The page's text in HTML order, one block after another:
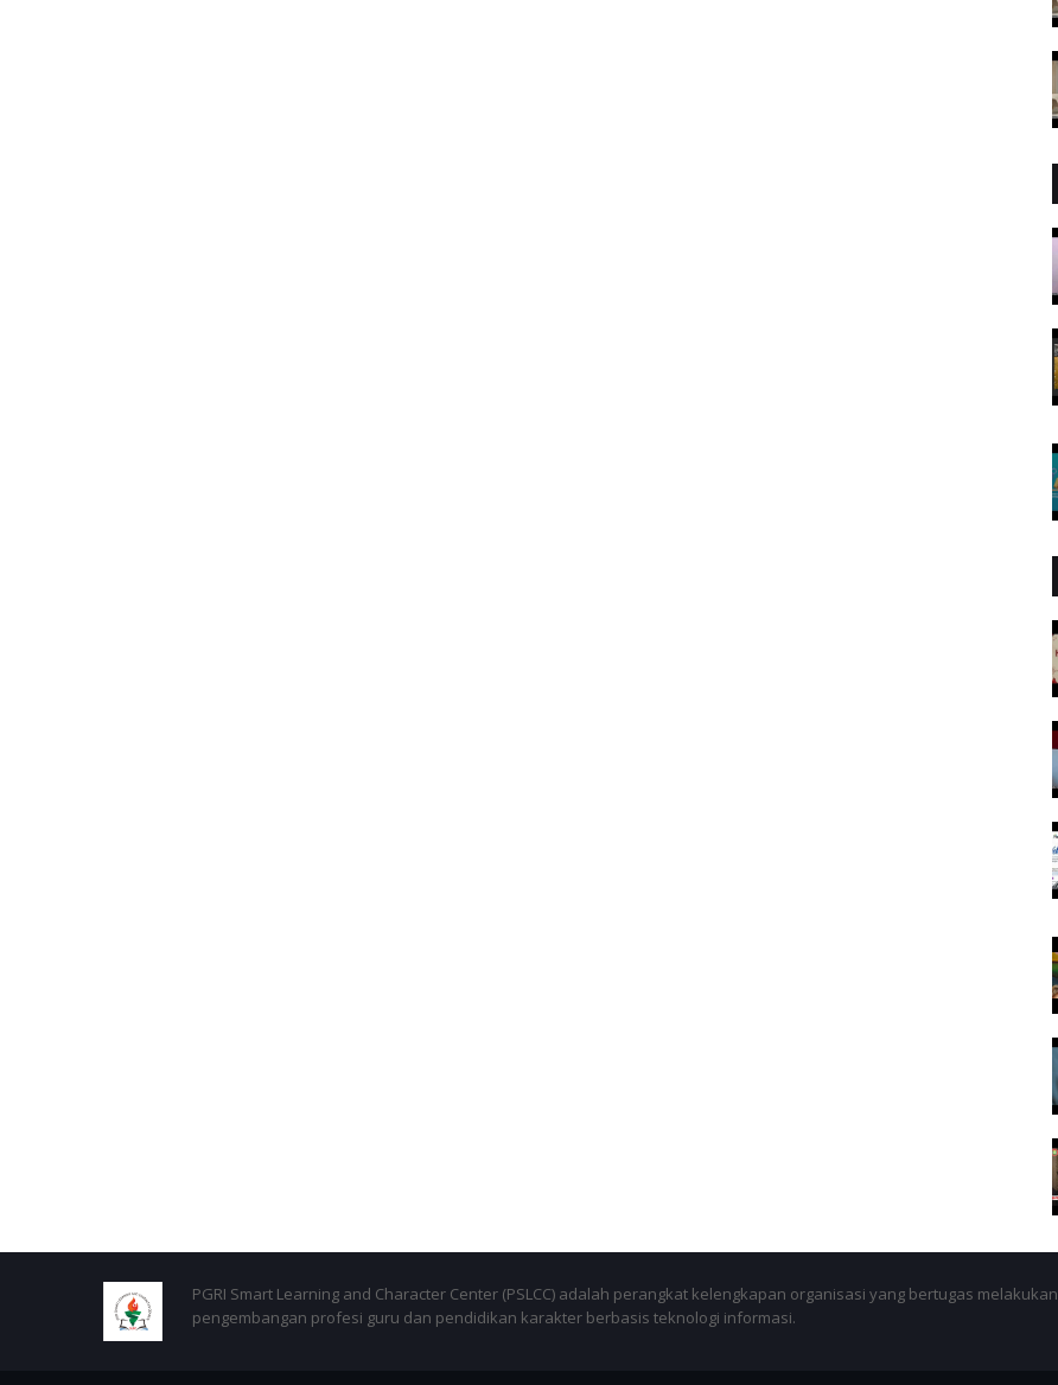
PGRI Smart Learning and Character Center (PSLCC) adalah perangkat kelengkapan organisasi yang bertugas melakukan
pengembangan profesi guru dan pendidikan karakter berbasis teknologi informasi.